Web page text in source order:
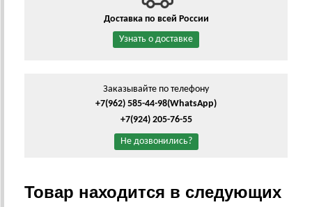
Доставка по всей России
Узнать о доставке
Заказывайте по телефону
+7(962) 585-44-98(WhatsApp)
+7(924) 205-76-55
Не дозвонились?
Товар находится в следующих